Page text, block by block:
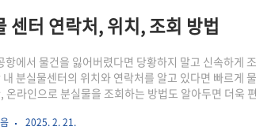
센터 연락처, 위치, 조회 방법
항에서 물건을 잃어버렸다면 당황하지 말고 신속하게
내 분실물센터의 위치와 연락처를 알고 있다면 빠르게
온라인으로 분실물을 조회하는 방법도 알아두면 더욱
. 공항에서 지갑, 휴대폰, 짐 등을 잃어버렸다면 끝까지
2025. 2. 21.